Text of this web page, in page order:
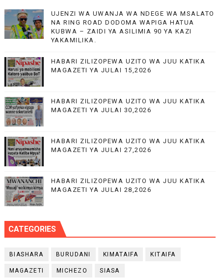
UJENZI WA UWANJA WA NDEGE WA MSALATO
NA RING ROAD DODOMA WAPIGA HATUA
KUBWA – ZAIDI YA ASILIMIA 90 YA KAZI
YAKAMILIKA.
HABARI ZILIZOPEWA UZITO WA JUU KATIKA
MAGAZETI YA JULAI 15,2026
HABARI ZILIZOPEWA UZITO WA JUU KATIKA
MAGAZETI YA JULAI 30,2026
HABARI ZILIZOPEWA UZITO WA JUU KATIKA
MAGAZETI YA JULAI 27,2026
HABARI ZILIZOPEWA UZITO WA JUU KATIKA
MAGAZETI YA JULAI 28,2026
CATEGORIES
BIASHARA BURUDANI KIMATAIFA KITAIFA
MAGAZETI MICHEZO SIASA